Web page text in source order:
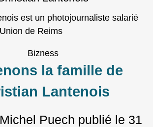
est un photojournaliste salarié
de Reims
Bizness
la famille de
Lantenois
Puech publié le 31